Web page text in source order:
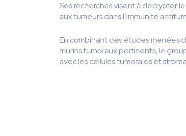
Ses recherches visent à décrypter
aux tumeurs dans l’immunité
En combinant des études menées
murins tumoraux pertinents, le
avec les cellules tumorales et